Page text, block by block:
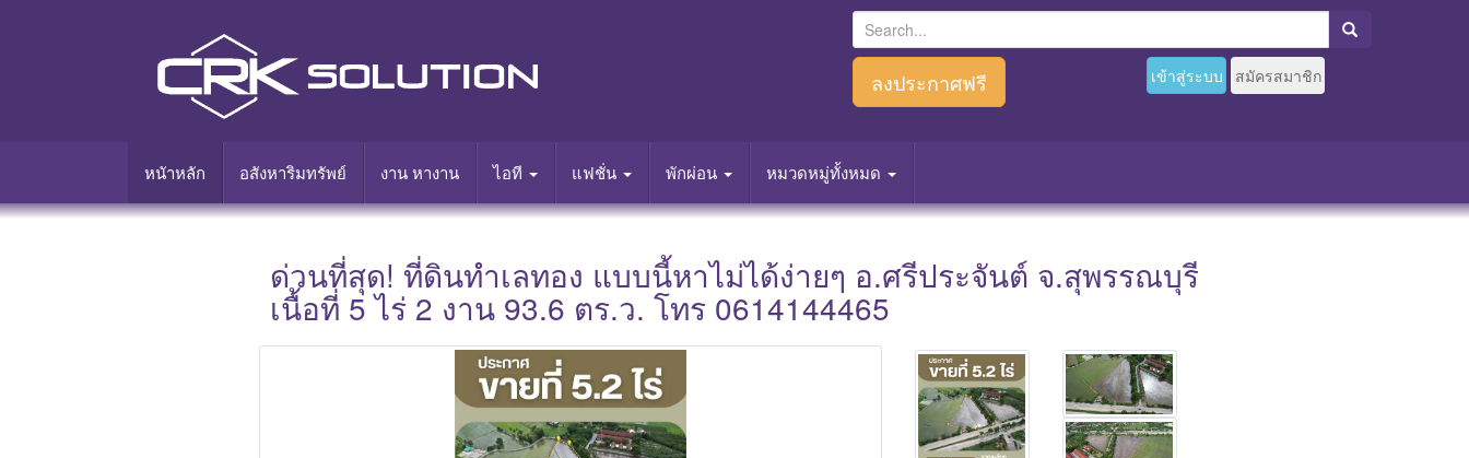
e
r
f
o
ลงประกาศฟรี เข้าสู่ระบบ สมัครสมาชิก
หนัาหลัก อสังหาริมทรัพย์ งาน หางาน ไอที แฟชั่น พักผ่อน หมวดหมู่ทั้งหมด
ด่วนที่สุด! ที่ดินทำเลทอง แบบนี้หาไม่ได้ง่ายๆ อ.ศรีประจันต์ จ.สุพรรณบุรี
เนื้อที่ 5 ไร่ 2 งาน 93.6 ตร.ว. โทร 0614144465